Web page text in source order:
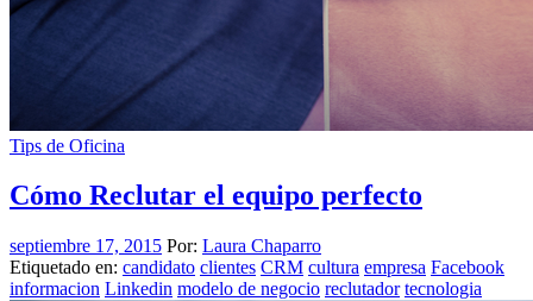
Tips de Oficina
Cómo Reclutar el equipo perfecto
septiembre 17, 2015 Por: Laura Chaparro
Etiquetado en: candidato clientes CRM cultura empresa Facebook
informacion Linkedin modelo de negocio reclutador tecnologia